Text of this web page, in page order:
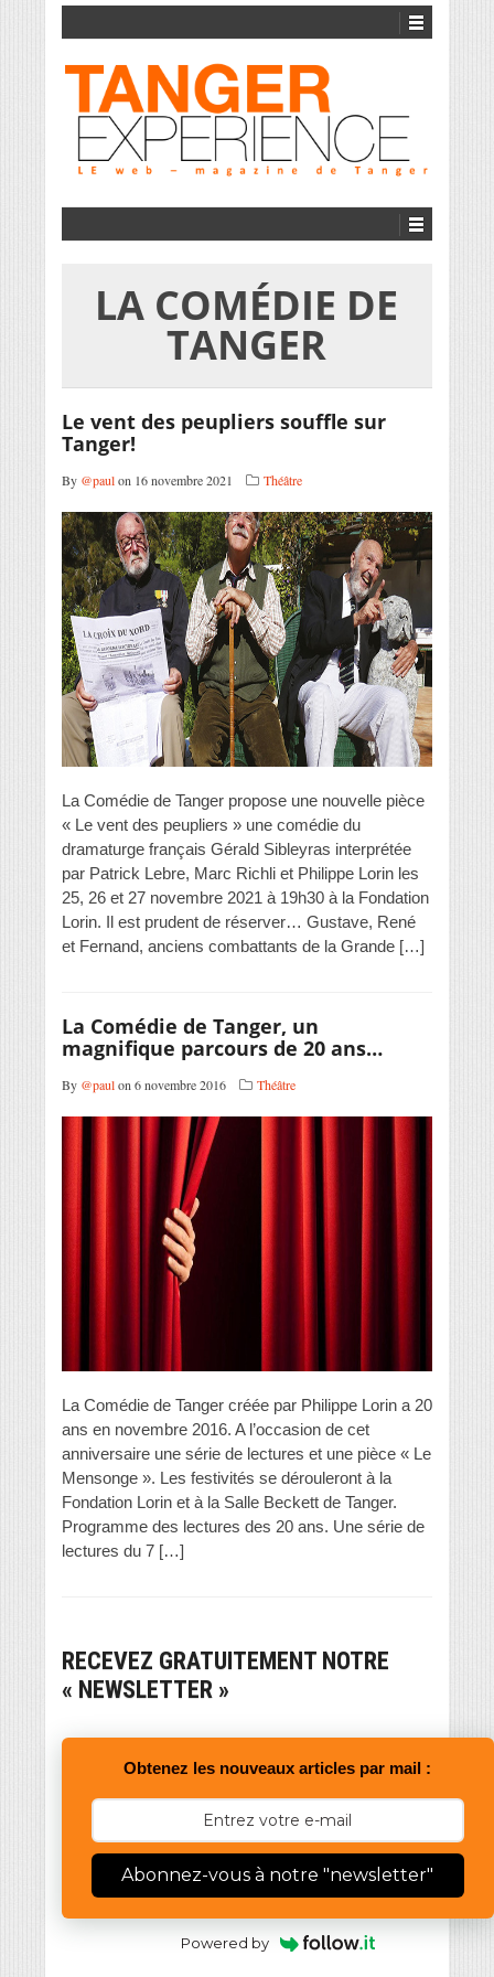
LA COMÉDIE DE
TANGER
Le vent des peupliers souffle sur
Tanger!
By @paulon 16 novembre 2021 Théâtre
La Comédie de Tanger propose une nouvelle pièce
« Le vent des peupliers » une comédie du
dramaturge français Gérald Sibleyras interprétée
par Patrick Lebre, Marc Richli et Philippe Lorin les
25, 26 et 27 novembre 2021 à 19h30 à la Fondation
Lorin. Il est prudent de réserver… Gustave, René
et Fernand, anciens combattants de la Grande […]
La Comédie de Tanger, un
magnifique parcours de 20 ans…
By @paulon 6 novembre 2016 Théâtre
La Comédie de Tanger créée par Philippe Lorin a 20
ans en novembre 2016. A l’occasion de cet
anniversaire une série de lectures et une pièce « Le
Mensonge ». Les festivités se dérouleront à la
Fondation Lorin et à la Salle Beckett de Tanger.
Programme des lectures des 20 ans. Une série de
lectures du 7 […]
RECEVEZ GRATUITEMENT NOTRE
« NEWSLETTER »
Obtenez les nouveaux articles par mail :
Abonnez-vous à notre "newsletter"
Powered by